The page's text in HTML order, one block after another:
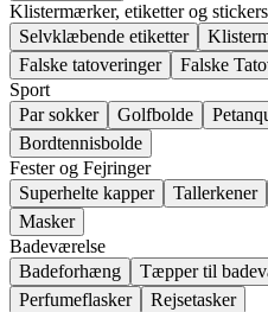
Klistermærker, etiketter og stickers
Selvklæbende etiketter
Falske tatoveringer
Falske
Sport
Par sokker
Golfbolde
Bordtennisbolde
Fester og Fejringer
Superhelte kapper
Tallerkener
Masker
Badeværelse
Badeforhæng
Tæpper til
Perfumeflasker
Rejsetasker